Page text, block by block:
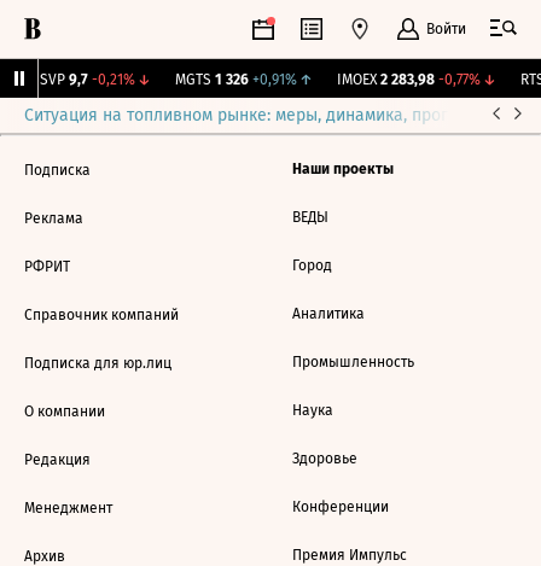
Войти
BISVP 9,7 -0,21%↓ MGTS 1 326 +0,91%↑ IMOEX 2 283,98 -0,77%↓
Ситуация на топливном рынке: меры, динамика, прогнозы
Подписка
Реклама
РФРИТ
Справочник компаний
Подписка для юр.лиц
О компании
Редакция
Менеджмент
Архив
Наши проекты
ВЕДЫ
Город
Аналитика
Промышленность
Наука
Здоровье
Конференции
Премия Импульс